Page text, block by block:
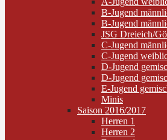
B-Jugend
B-Jugend
JSG Dreieich/
C-Jugend
C-Jugend
D-Jugend
D-Jugend
E-Jugend
Minis
Saison 2016/2017
Herren 1
Herren 2